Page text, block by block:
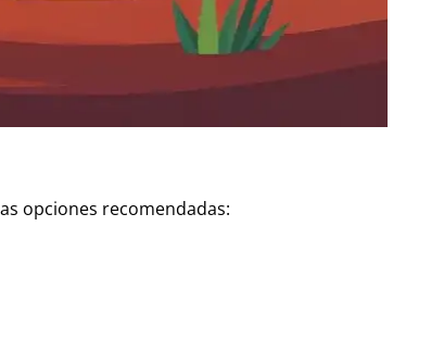
opciones recomendadas: